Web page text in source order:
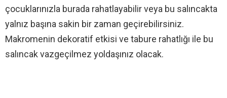
çocuklarınızla burada rahatlayabilir veya bu salıncakta
yalnız başına sakin bir zaman geçirebilirsiniz.
Makromenin dekoratif etkisi ve tabure rahatlığı ile bu
salıncak vazgeçilmez yoldaşınız olacak.